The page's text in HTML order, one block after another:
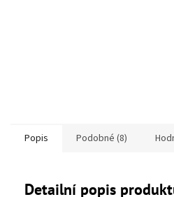
Popis Podobné (8)
Detailní popis